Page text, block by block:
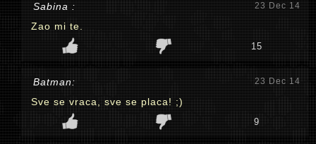
Sabina : 23 Dec 14
Zao mi te.
15
Batman: 23 Dec 14
Sve se vraca, sve se placa! ;)
9